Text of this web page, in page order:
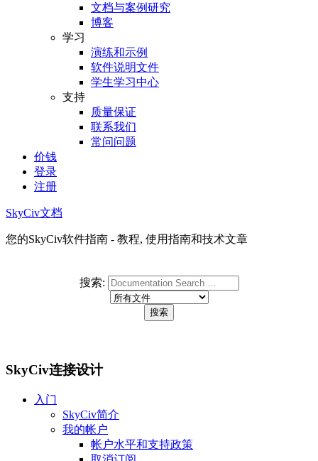
文档与案例研究
博客
学习
演练和示例
软件说明文件
学生学习中心
支持
质量保证
联系我们
常问问题
价钱
登录
注册
SkyCiv文档
您的SkyCiv软件指南 - 教程, 使用指南和技术文章
搜索:
SkyCiv连接设计
入门
SkyCiv简介
我的帐户
帐户水平和支持政策